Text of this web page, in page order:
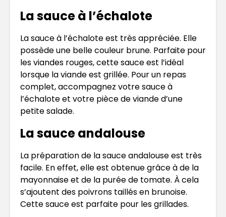
La sauce à l’échalote
La sauce à l’échalote est très appréciée. Elle
possède une belle couleur brune. Parfaite pour
les viandes rouges, cette sauce est l’idéal
lorsque la viande est grillée. Pour un repas
complet, accompagnez votre sauce à
l’échalote et votre pièce de viande d’une
petite salade.
La sauce andalouse
La préparation de la sauce andalouse est très
facile. En effet, elle est obtenue grâce à de la
mayonnaise et de la purée de tomate. À cela
s’ajoutent des poivrons taillés en brunoise.
Cette sauce est parfaite pour les grillades.